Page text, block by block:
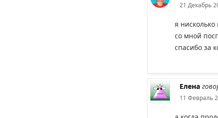
21 Декабрь
я
со мной
спасибо за
Елена
11 Февраль